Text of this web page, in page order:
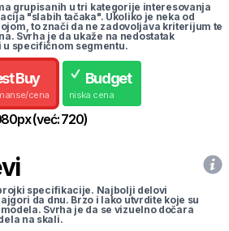
grupisanih u tri kategorije interesovanja
"slabih tačaka". Ukoliko je neka od
to znači da ne zadovoljava kriterijum te
Svrha je da ukaže na nedostatak
specifičnom segmentu.
Buy
cena
Budget
niska cena
px(već:720)
specifikacije. Najbolji delovi
da dnu. Brzo i lako utvrdite koje su
Svrha je da se vizuelno dočara
na skali.